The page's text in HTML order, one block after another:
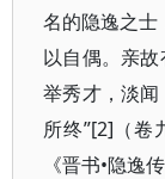
名的隐逸之士
以自偶。亲
举秀才，淡
所终”[2]（卷
《晋书•隐逸